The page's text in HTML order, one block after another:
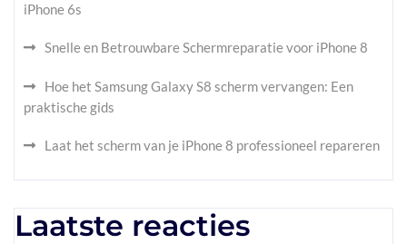
iPhone 6s
Snelle en Betrouwbare Schermreparatie voor iPhone 8
Hoe het Samsung Galaxy S8 scherm vervangen: Een
praktische gids
Laat het scherm van je iPhone 8 professioneel repareren
Laatste reacties